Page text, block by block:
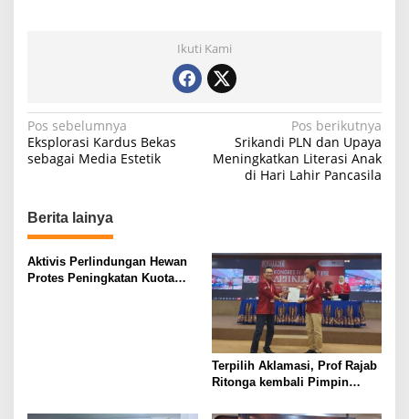
Ikuti Kami
N
a
i
g
a
s
Pos sebelumnya
Eksplorasi Kardus Bekas
sebagai Media Estetik
Pos berikutnya
Srikandi PLN dan Upaya
Meningkatkan Literasi Anak
di Hari Lahir Pancasila
Berita lainya
Aktivis Perlindungan Hewan
Protes Peningkatan Kuota
Terpilih Aklamasi, Prof Rajab
Ritonga kembali Pimpin